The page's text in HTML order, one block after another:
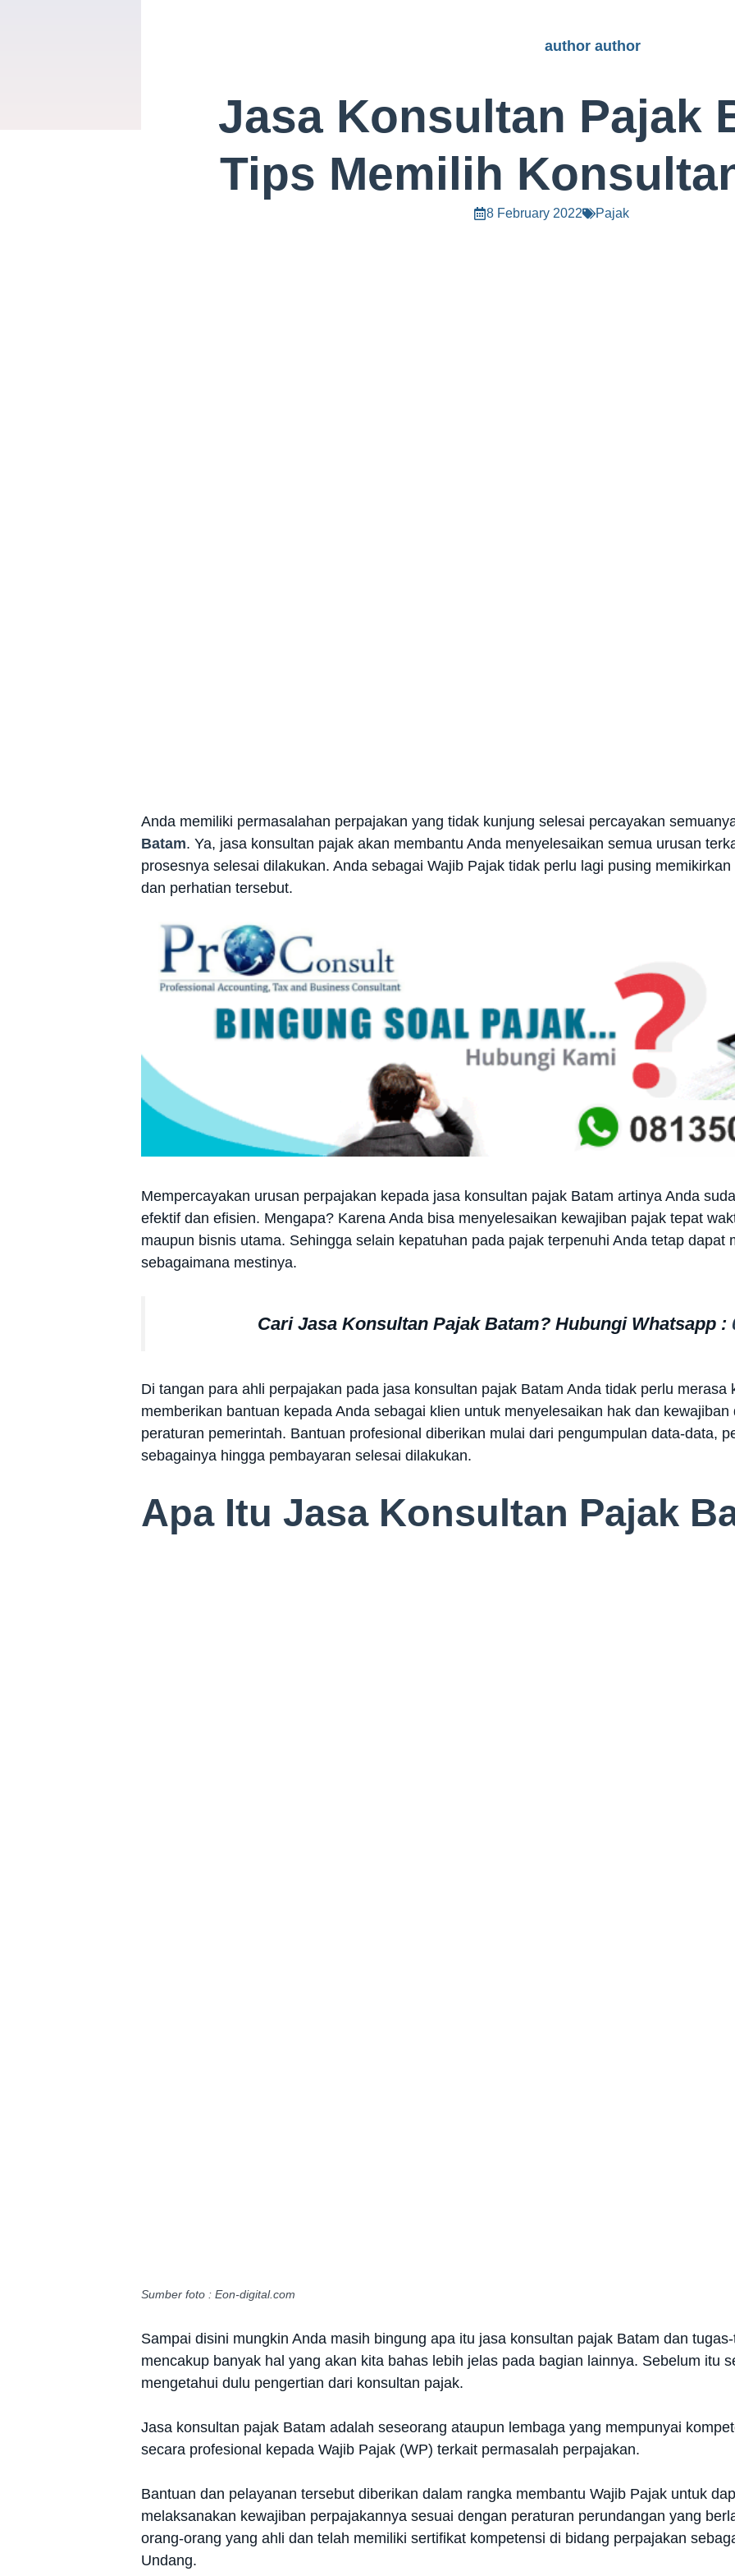
author author
Jasa Konsultan Pajak
Tips Memilih
8 February 2022 Pajak
Anda memiliki permasalahan perpajakan yang tidak kunjung selesai percayakan
Batam. Ya, jasa konsultan pajak akan membantu Anda menyelesaikan semua urusan
prosesnya selesai dilakukan. Anda sebagai Wajib Pajak tidak perlu lagi pusing
dan perhatian tersebut.
Mempercayakan urusan perpajakan kepada jasa konsultan pajak Batam artinya Anda
efektif dan efisien. Mengapa? Karena Anda bisa menyelesaikan kewajiban pajak tepat
maupun bisnis utama. Sehingga selain kepatuhan pada pajak terpenuhi Anda tetap dapat
sebagaimana mestinya.
Cari Jasa Konsultan Pajak Batam? Hubungi Whatsapp :
Di tangan para ahli perpajakan pada jasa konsultan pajak Batam Anda tidak perlu merasa
memberikan bantuan kepada Anda sebagai klien untuk menyelesaikan hak dan
peraturan pemerintah. Bantuan profesional diberikan mulai dari pengumpulan data-data,
sebagainya hingga pembayaran selesai dilakukan.
Apa Itu Jasa Konsultan Pajak
Sumber foto : Eon-digital.com
Sampai disini mungkin Anda masih bingung apa itu jasa konsultan pajak Batam dan
mencakup banyak hal yang akan kita bahas lebih jelas pada bagian lainnya. Sebelum itu
mengetahui dulu pengertian dari konsultan pajak.
Jasa konsultan pajak Batam adalah seseorang ataupun lembaga yang mempunyai
secara profesional kepada Wajib Pajak (WP) terkait permasalah perpajakan.
Bantuan dan pelayanan tersebut diberikan dalam rangka membantu Wajib Pajak untuk
melaksanakan kewajiban perpajakannya sesuai dengan peraturan perundangan yang
orang-orang yang ahli dan telah memiliki sertifikat kompetensi di bidang perpajakan
Undang.